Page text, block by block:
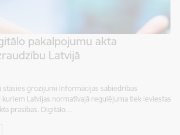
pakalpojumu akta
Latvijā
stāsies grozījumi Informācijas sabiedrības
kuriem Latvijas normatīvajā regulējuma tiek ieviestas
prasības. Digitālo…